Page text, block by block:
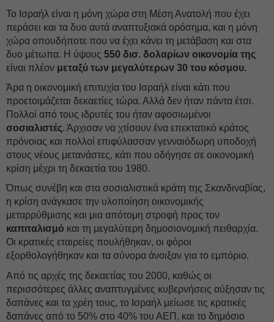
Το Ισραήλ είναι η μόνη χώρα στη Μέση Ανατολή που έχει
περάσει και τα δυο αυτά αναπτυξιακά ορόσημα, και η μόνη
χώρα οπουδήποτε που να έχει κάνει τη μετάβαση και στα
δυο μέτωπα. Η ύψους 550 δισ. δολαρίων οικονομία της
είναι πλέον μεταξύ των μεγαλύτερων 30 του κόσμου.
Άρα η οικονομική επιτυχία του Ισραήλ είναι κάτι που
προετοιμάζεται δεκαετίες τώρα. Αλλά δεν ήταν πάντα έτσι.
Πολλοί από τους ιδρυτές του ήταν αφοσιωμένοι
σοσιαλιστές. Άρχισαν να χτίσουν ένα επεκτατικό κράτος
πρόνοιας και πολλοί επιφύλασσαν γενναιόδωρη υποδοχή
στους νέους μετανάστες, κάτι που οδήγησε σε οικονομική
κρίση μέχρι τη δεκαετία του 1980.
Όπως συνέβη και στα σοσιαλιστικά κράτη της Σκανδιναβίας,
η κρίση ανάγκασε την υλοποίηση οικονομικής
μεταρρύθμισης και μια απότομη στροφή προς τον
καπιταλισμό και τη μεγαλύτερη δημοσιονομική πειθαρχία.
Οι κρατικές εταιρείες πουλήθηκαν, οι φόροι
εξορθολογήθηκαν και τα σύνορα άνοιξαν για το εμπόριο.
Από τις αρχές της δεκαετίας του 2000, καθώς οι
περισσότερες άλλες αναπτυγμένες κυβερνήσεις αύξησαν τις
δαπάνες και τα χρέη τους, το Ισραήλ μείωσε τις κρατικές
δαπάνες από το 50% στο 40% του ΑΕΠ, και το δημόσιο